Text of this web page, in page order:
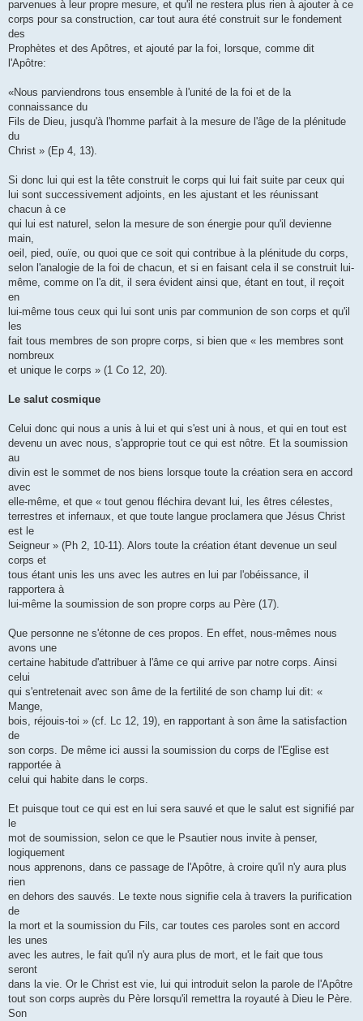
parvenues à leur propre mesure, et qu'il ne restera plus rien à ajouter à ce
corps pour sa construction, car tout aura été construit sur le fondement
des
Prophètes et des Apôtres, et ajouté par la foi, lorsque, comme dit
l'Apôtre:
«Nous parviendrons tous ensemble à l'unité de la foi et de la
connaissance du
Fils de Dieu, jusqu'à l'homme parfait à la mesure de l'âge de la plénitude
du
Christ » (Ep 4, 13).
Si donc lui qui est la tête construit le corps qui lui fait suite par ceux qui
lui sont successivement adjoints, en les ajustant et les réunissant
chacun à ce
qui lui est naturel, selon la mesure de son énergie pour qu'il devienne
main,
oeil, pied, ouïe, ou quoi que ce soit qui contribue à la plénitude du corps,
selon l'analogie de la foi de chacun, et si en faisant cela il se construit lui-
même, comme on l'a dit, il sera évident ainsi que, étant en tout, il reçoit
en
lui-même tous ceux qui lui sont unis par communion de son corps et qu'il
les
fait tous membres de son propre corps, si bien que « les membres sont
nombreux
et unique le corps » (1 Co 12, 20).
Le salut cosmique
Celui donc qui nous a unis à lui et qui s'est uni à nous, et qui en tout est
devenu un avec nous, s'approprie tout ce qui est nôtre. Et la soumission
au
divin est le sommet de nos biens lorsque toute la création sera en accord
avec
elle-même, et que « tout genou fléchira devant lui, les êtres célestes,
terrestres et infernaux, et que toute langue proclamera que Jésus Christ
est le
Seigneur » (Ph 2, 10-11). Alors toute la création étant devenue un seul
corps et
tous étant unis les uns avec les autres en lui par l'obéissance, il
rapportera à
lui-même la soumission de son propre corps au Père (17).
Que personne ne s'étonne de ces propos. En effet, nous-mêmes nous
avons une
certaine habitude d'attribuer à l'âme ce qui arrive par notre corps. Ainsi
celui
qui s'entretenait avec son âme de la fertilité de son champ lui dit: «
Mange,
bois, réjouis-toi » (cf. Lc 12, 19), en rapportant à son âme la satisfaction
de
son corps. De même ici aussi la soumission du corps de l'Eglise est
rapportée à
celui qui habite dans le corps.
Et puisque tout ce qui est en lui sera sauvé et que le salut est signifié par
le
mot de soumission, selon ce que le Psautier nous invite à penser,
logiquement
nous apprenons, dans ce passage de l'Apôtre, à croire qu'il n'y aura plus
rien
en dehors des sauvés. Le texte nous signifie cela à travers la purification
de
la mort et la soumission du Fils, car toutes ces paroles sont en accord
les unes
avec les autres, le fait qu'il n'y aura plus de mort, et le fait que tous
seront
dans la vie. Or le Christ est vie, lui qui introduit selon la parole de l'Apôtre
tout son corps auprès du Père lorsqu'il remettra la royauté à Dieu le Père.
Son